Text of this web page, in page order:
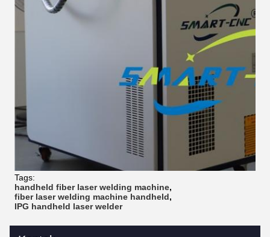
Tags:
handheld fiber laser welding machine,
fiber laser welding machine handheld,
IPG handheld laser welder